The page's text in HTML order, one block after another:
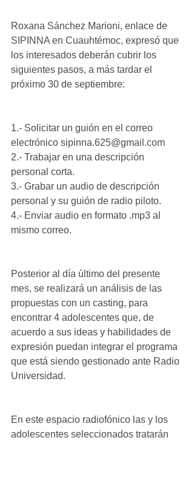
Roxana Sánchez Marioni, enlace de
SIPINNA en Cuauhtémoc, expresó que
los interesados deberán cubrir los
siguientes pasos, a más tardar el
próximo 30 de septiembre:
1.- Solicitar un guión en el correo
electrónico sipinna.625@gmail.com
2.- Trabajar en una descripción
personal corta.
3.- Grabar un audio de descripción
personal y su guión de radio piloto.
4.- Enviar audio en formato .mp3 al
mismo correo.
Posterior al día último del presente
mes, se realizará un análisis de las
propuestas con un casting, para
encontrar 4 adolescentes que, de
acuerdo a sus ideas y habilidades de
expresión puedan integrar el programa
que está siendo gestionado ante Radio
Universidad.
En este espacio radiofónico las y los
adolescentes seleccionados tratarán